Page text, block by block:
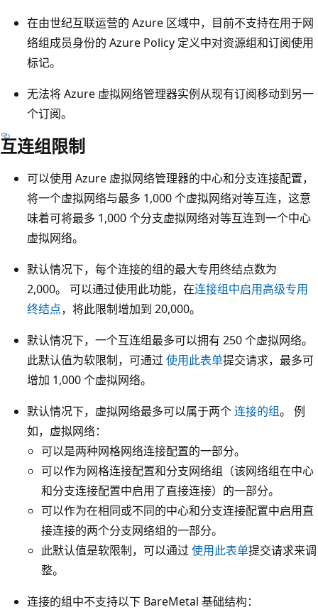
在由世纪互联运营的 Azure 区域中，目前不支持在用于网
络组成员身份的 Azure Policy 定义中对资源组和订阅使用
标记。
无法将 Azure 虚拟网络管理器实例从现有订阅移动到另一
个订阅。
互连组限制
可以使用 Azure 虚拟网络管理器的中心和分支连接配置，
将一个虚拟网络与最多 1,000 个虚拟网络对等互连，这意
味着可将最多 1,000 个分支虚拟网络对等互连到一个中心
虚拟网络。
默认情况下，每个连接的组的最大专用终结点数为
2,000。 可以通过使用此功能，在连接组中启用高级专用
终结点，将此限制增加到 20,000。
默认情况下，一个互连组最多可以拥有 250 个虚拟网络。
此默认值为软限制，可通过 使用此表单提交请求，最多可
增加 1,000 个虚拟网络。
默认情况下，虚拟网络最多可以属于两个连接的组。 例
如，虚拟网络：
可以是两种网格网络连接配置的一部分。
可以作为网格连接配置和分支网络组（该网络组在中心
和分支连接配置中启用了直接连接）的一部分。
可以作为在相同或不同的中心和分支连接配置中启用直
接连接的两个分支网络组的一部分。
此默认值是软限制，可以通过 使用此表单提交请求来调
整。
连接的组中不支持以下 BareMetal 基础结构：